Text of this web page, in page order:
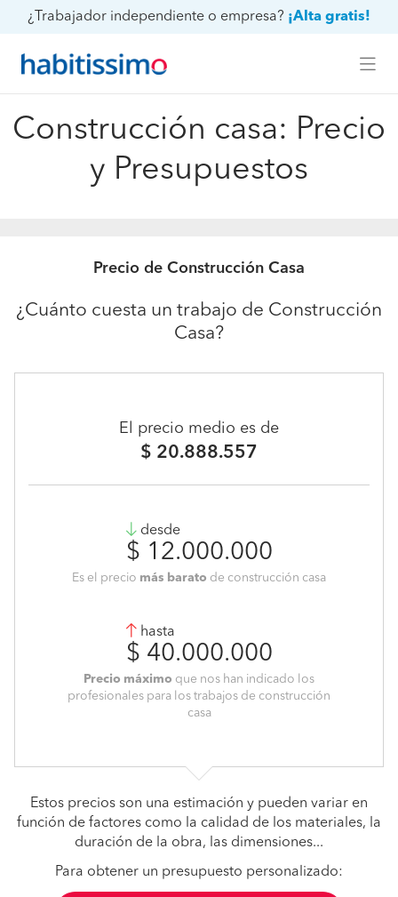
¿Trabajador independiente o empresa? ¡Alta gratis!
Construcción casa: Precio
y Presupuestos
Precio de Construcción Casa
¿Cuánto cuesta un trabajo de Construcción
Casa?
El precio medio es de
$ 20.888.557
desde
$ 12.000.000
Es el precio más barato de construcción casa
hasta
$ 40.000.000
Precio máximo que nos han indicado los
profesionales para los trabajos de construcción
casa
Estos precios son una estimación y pueden variar en
función de factores como la calidad de los materiales, la
duración de la obra, las dimensiones...
Para obtener un presupuesto personalizado: